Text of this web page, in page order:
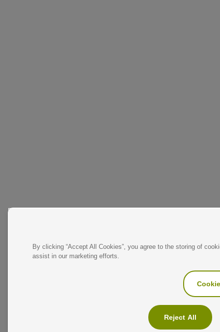
By clicking “Accept All Cookies”, you agree to the storing of
assist in our marketing efforts.
Reject All